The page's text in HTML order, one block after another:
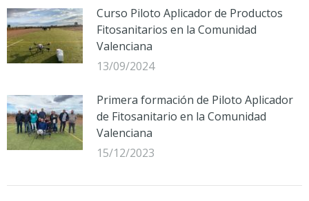
Curso Piloto Aplicador de Productos
Fitosanitarios en la Comunidad
Valenciana
13/09/2024
Primera formación de Piloto Aplicador
de Fitosanitario en la Comunidad
Valenciana
15/12/2023